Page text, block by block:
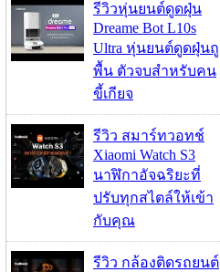
รีวิวหุ่นยนต์ดูดฝุ่น
Dreame Bot L10s
Ultra หุ่นยนต์ดูดฝุ่นถู
พื้น ตัวจบสำหรับคน
ขี้เกียจ
รีวิว สมาร์ทวอทช์
Xiaomi Watch S3
นาฬิกาอัจฉริยะที่
ปรับทุกสไตล์ให้เข้า
กับคุณ
รีวิว กล้องติดรถยนต์